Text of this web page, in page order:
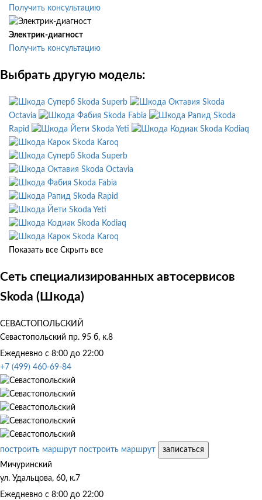
Получить консультацию
Электрик-диагност
Получить консультацию
Выбрать другую модель:
Skoda Superb
Skoda
Octavia
Skoda Fabia
Skoda
Rapid
Skoda Yeti
Skoda Kodiaq
Skoda Karoq
Skoda Superb
Skoda Octavia
Skoda Fabia
Skoda Rapid
Skoda Yeti
Skoda Kodiaq
Skoda Karoq
Показать все Скрыть все
Сеть специализированных автосервисов
Skoda (Шкода)
СЕВАСТОПОЛЬСКИЙ
Севастопольский пр. 95 б, к.8
Ежедневно с 8:00 до 22:00
+7 (499) 460-69-84
построить маршрут построить маршрут
записаться
Мичуринский
ул. Удальцова, 60, к.7
Ежедневно с 8:00 до 22:00